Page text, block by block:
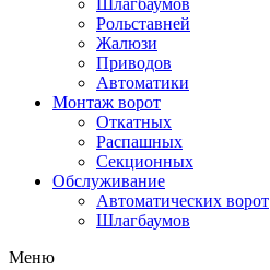
Шлагбаумов
Рольставней
Жалюзи
Приводов
Автоматики
Монтаж ворот
Откатных
Распашных
Секционных
Обслуживание
Автоматических ворот
Шлагбаумов
Меню